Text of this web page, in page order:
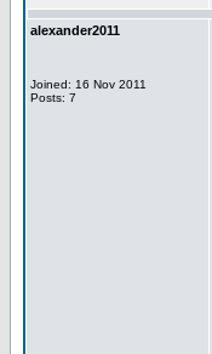
alexander2011
Joined: 16 Nov 2011
Posts: 7